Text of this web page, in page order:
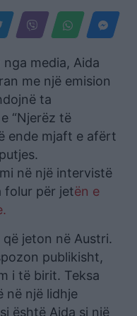
media, Aida
me një emision
ta
“Njerëz të
ende mjaft e afërt
në një intervistë
folur për jetën e
jeton në Austri.
publikisht,
i të birit. Teksa
në një lidhje
është Aida si një